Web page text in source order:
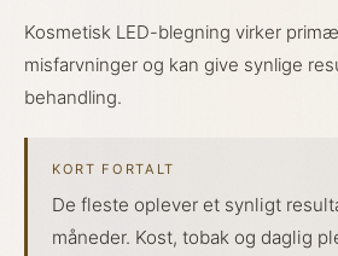
Kosmetisk LED-blegning virker
misfarvninger og kan give synlige
behandling.
KORT FORTALT
De fleste oplever et synligt
måneder. Kost, tobak og daglig